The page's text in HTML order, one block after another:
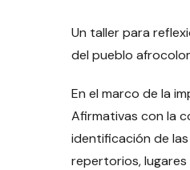
Un taller para
del pueblo
En el marco de la
Afirmativas con la
identificación de
repertorios,